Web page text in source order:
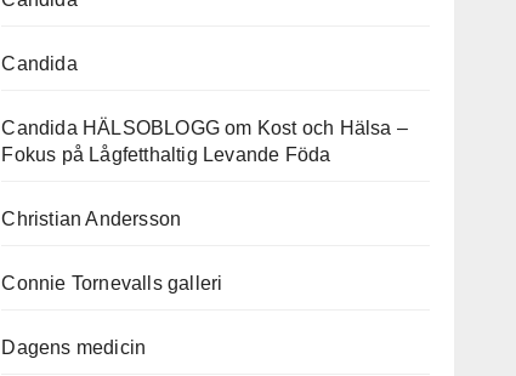
Candida
Candida HÄLSOBLOGG om Kost och Hälsa –
Fokus på Lågfetthaltig Levande Föda
Christian Andersson
Connie Tornevalls galleri
Dagens medicin